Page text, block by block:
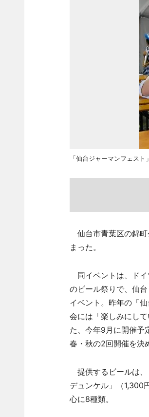
「仙台ジャーマンフェス
仙台市青葉区の錦町
まった。
同イベントは、ドイ
のビール祭りで、仙
イベント。昨年の「
会には「楽しみにし
た、今年9月に開催予
春・秋の2回開催を決
提供するビールは、
デュンケル」（1,300
心に8種類。